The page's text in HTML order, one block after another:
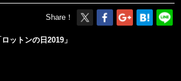
Share！
ロットンの日2019」